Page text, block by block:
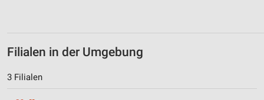
Filialen in der Umgebung
3 Filialen